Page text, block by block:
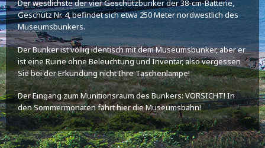
Der westlichste der vier Geschützbunker der 38-cm-Batterie,
Geschütz Nr. 4, befindet sich etwa 250 Meter nordwestlich des
Museumsbunkers.
Der Bunker ist völlig identisch mit dem Museumsbunker, aber er
ist eine Ruine ohne Beleuchtung und Inventar, also vergessen
Sie bei der Erkundung nicht Ihre Taschenlampe!
Der Eingang zum Munitionsraum des Bunkers: VORSICHT! In
den Sommermonaten fährt hier die Museumsbahn!